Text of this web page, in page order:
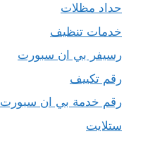
حداد مظلات
خدمات تنظيف
رسيفر بي ان سبورت
رقم تكييف
رقم خدمة بي ان سبورت
ستلايت